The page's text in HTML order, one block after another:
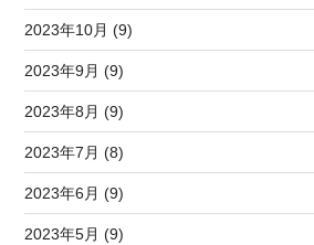
2023年10月 (9)
2023年9月 (9)
2023年8月 (9)
2023年7月 (8)
2023年6月 (9)
2023年5月 (9)